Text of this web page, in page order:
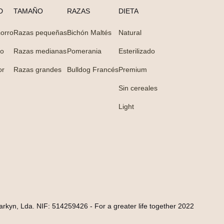
TAMAÑO
Razas pequeñas
Razas medianas
Razas grandes
RAZAS
Bichón Maltés
Pomerania
Bulldog Francés
DIETA
Natural
Esterilizado
Premium
Sin cereales
Light
Lda. NIF: 514259426 - For a greater life together 2022